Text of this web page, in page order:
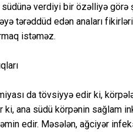
verdiyi bir özəlliyə görə
tərəddüd edən anaları
istəməz.
da tövsiyyə edir ki,
ana südü körpənin sağlam
edir. Məsələn, ağciyər